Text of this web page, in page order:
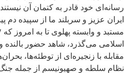
رسانه‌ای خود قادر به کتمان آن
ایران عزیز و سربلند ما از سپیده دم
اسلامی می‌گذرد، شاهد حضور بالنده و
مقابله با زنجیره‌ای از توطئه‌ها،